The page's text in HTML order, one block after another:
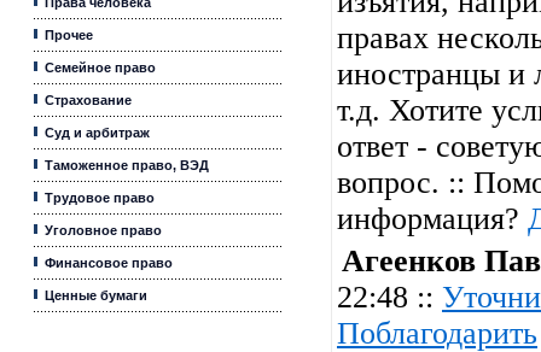
Прочее
Семейное право
Страхование
Суд и арбитраж
Таможенное право, ВЭД
Трудовое право
Уголовное право
Финансовое право
Ценные бумаги
правах
иностранцы и
т.д. Хотите
ответ -
вопрос. ::
информация?
Агеенков
22:48 ::
Поблагодарить